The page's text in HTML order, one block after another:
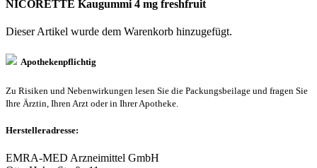
NICORETTE Kaugummi 4 mg freshfruit
Dieser Artikel wurde dem Warenkorb hinzugefügt.
Apothekenpflichtig
Zu Risiken und Nebenwirkungen lesen Sie die Packungsbeilage und fragen Sie
Ihre Ärztin, Ihren Arzt oder in Ihrer Apotheke.
Herstelleradresse:
EMRA-MED Arzneimittel GmbH